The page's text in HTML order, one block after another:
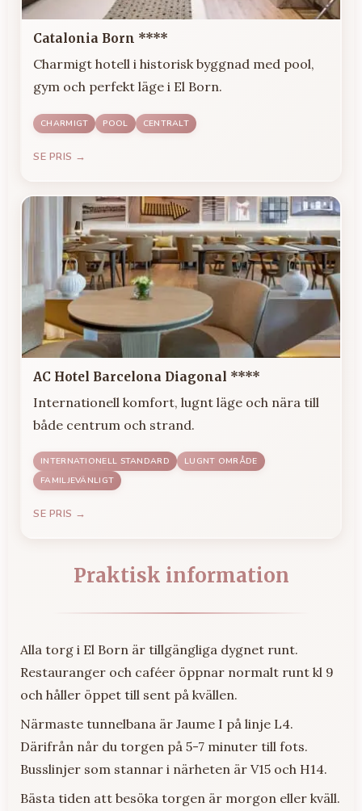
Catalonia Born ****
Charmigt hotell i historisk byggnad med pool,
gym och perfekt läge i El Born.
CHARMIGT POOL CENTRALT
SE PRIS →
AC Hotel Barcelona Diagonal ****
Internationell komfort, lugnt läge och nära till
både centrum och strand.
INTERNATIONELL STANDARD
LUGNT OMRÅDE
FAMILJEVÄNLIGT
SE PRIS →
Praktisk information
Alla torg i El Born är tillgängliga dygnet runt.
Restauranger och caféer öppnar normalt runt kl 9
och håller öppet till sent på kvällen.
Närmaste tunnelbana är Jaume I på linje L4.
Därifrån når du torgen på 5-7 minuter till fots.
Busslinjer som stannar i närheten är V15 och H14.
Bästa tiden att besöka torgen är morgon eller kväll.